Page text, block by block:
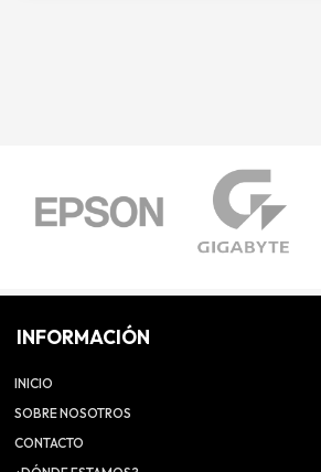
INFORMACIÓN
INICIO
SOBRE NOSOTROS
CONTACTO